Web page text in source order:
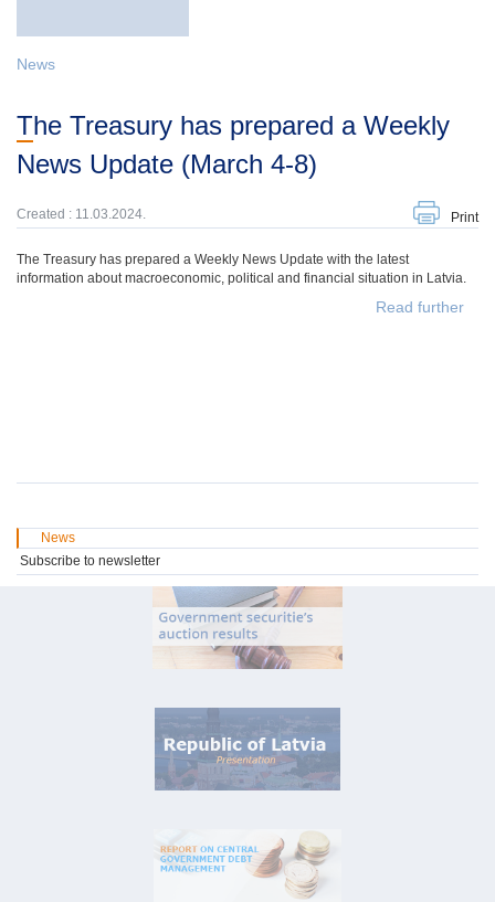
News
The Treasury has prepared a Weekly
News Update (March 4-8)
Created : 11.03.2024. Print
The Treasury has prepared a Weekly News Update with the latest
information about macroeconomic, political and financial situation in Latvia.
Read further
News
Subscribe to newsletter